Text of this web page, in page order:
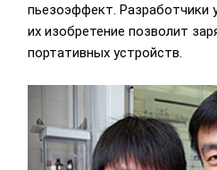
пьезоэффект. Разработчики
их изобретение позволит
портативных устройств.